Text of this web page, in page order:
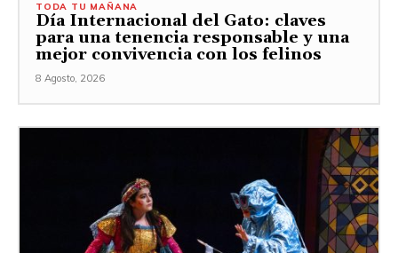
TODA TU MAÑANA
Día Internacional del Gato: claves
para una tenencia responsable y una
mejor convivencia con los felinos
8 Agosto, 2026